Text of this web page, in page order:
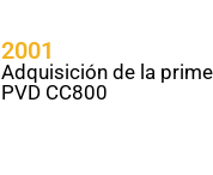
2001
Adquisición de la
PVD CC800